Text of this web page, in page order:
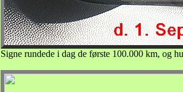
Signe rundede i dag de første 100.000 km, og